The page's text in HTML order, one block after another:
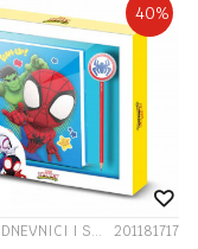
40%
NOTESI,DNEVNICI I SPOMENARI 201181717